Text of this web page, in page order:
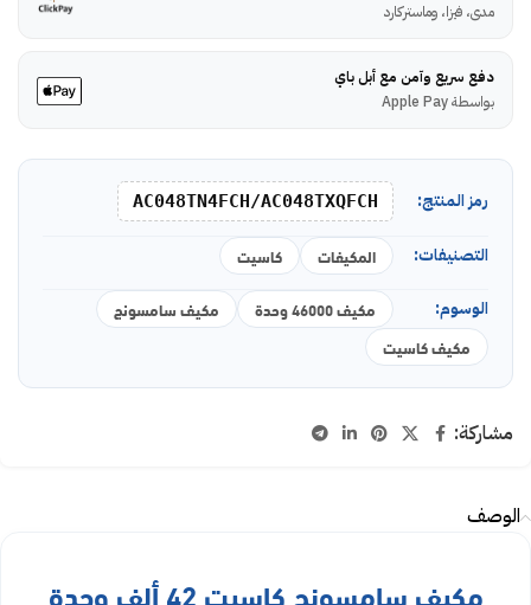
مدى، فيزا، وماستركارد
دفع سريع وآمن مع أبل باي
بواسطة Apple Pay
رمز المنتج: AC048TN4FCH/AC048TXQFCH
التصنيفات: المكيفات كاسيت
الوسوم: مكيف 46000 وحدة
مكيف سامسونج
مكيف كاسيت
مشاركة:
الوصف
مكيف سامسونج كاسيت 42 ألف وحدة